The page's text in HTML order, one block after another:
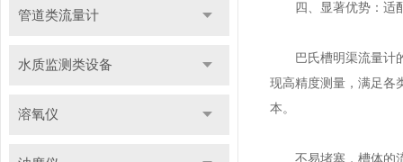
管道类流量计
水质监测类设备
溶氧仪
四、显著优势：适
巴氏槽明渠流量计的
现高精度测量，满足各
本。
不易堵塞，槽体的流